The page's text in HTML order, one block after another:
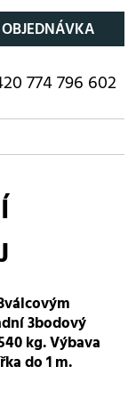
OBJEDNÁVKA
774 796 602
3bodový
kg. Výbava
do 1 m.